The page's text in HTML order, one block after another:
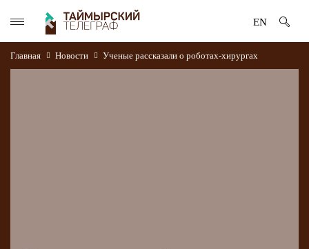
EN
Главная Новости Ученые рассказали о роботах-хирургах